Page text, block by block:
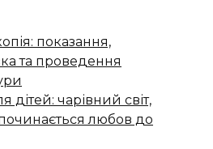
показання,
та проведення
дітей: чарівний світ,
починається любов до